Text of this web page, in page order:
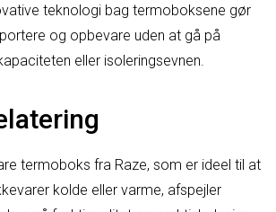
teknologi bag termoboksene gør
og opbevare uden at gå på
eller isoleringsevnen.
termoboks fra Raze, som er ideel til at
kolde eller varme, afspejler